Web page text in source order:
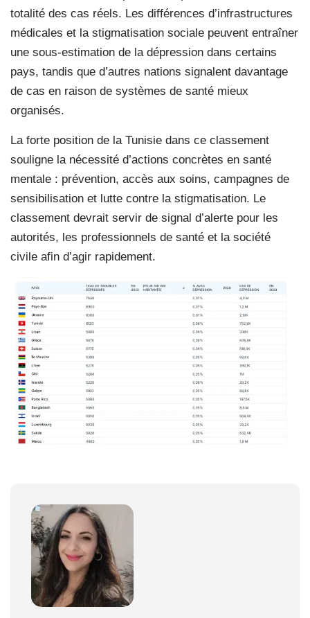
totalité des cas réels. Les différences d’infrastructures
médicales et la stigmatisation sociale peuvent entraîner
une sous-estimation de la dépression dans certains
pays, tandis que d’autres nations signalent davantage
de cas en raison de systèmes de santé mieux
organisés.
La forte position de la Tunisie dans ce classement
souligne la nécessité d’actions concrètes en santé
mentale : prévention, accès aux soins, campagnes de
sensibilisation et lutte contre la stigmatisation. Le
classement devrait servir de signal d’alerte pour les
autorités, les professionnels de santé et la société
civile afin d’agir rapidement.